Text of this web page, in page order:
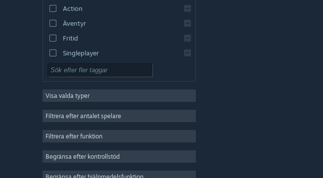
Spanska – Latinamerika
Action
Äventyr
Fritid
Singleplayer
Simulering
Strategi
2D
Gratis att spela
Visa valda typer
Filtrera efter antalet spelare
Filtrera efter funktion
Begränsa efter kontrollstöd